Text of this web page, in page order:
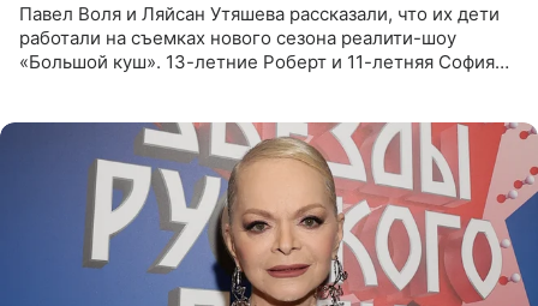
Павел Воля и Ляйсан Утяшева рассказали, что их дети
работали на съемках нового сезона реалити-шоу
«Большой куш». 13-летние Роберт и 11-летняя София